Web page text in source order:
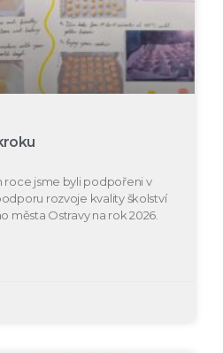
roce jsme byli podpořeni v
rozvoje kvality školství
města Ostravy na rok 2026.